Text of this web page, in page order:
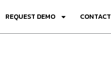
REQUEST DEMO CONTACT